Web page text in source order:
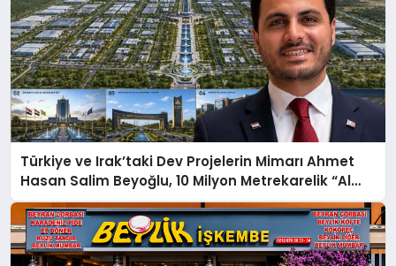
Türkiye ve Irak’taki Dev Projelerin Mimarı Ahmet
Hasan Salim Beyoğlu, 10 Milyon Metrekarelik “Al
Yusuf Holding Industrial City” Projesini Hayata
Geçirecek